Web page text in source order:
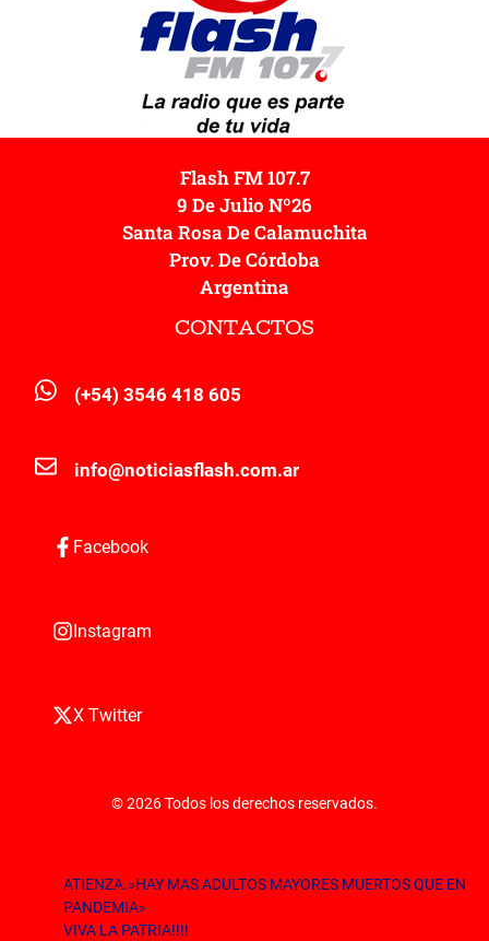
Flash FM 107.7
9 De Julio Nº26
Santa Rosa De Calamuchita
Prov. De Córdoba
Argentina
CONTACTOS
(+54) 3546 418 605
info@noticiasflash.com.ar
Facebook
Instagram
X Twitter
© 2026 Todos los derechos reservados.
ATIENZA.»HAY MAS ADULTOS MAYORES MUERTOS QUE EN
PANDEMIA»
VIVA LA PATRIA!!!!